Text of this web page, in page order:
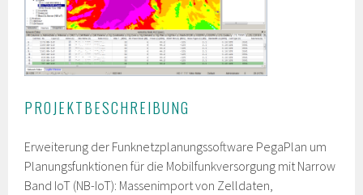
PROJEKTBESCHREIBUNG
Erweiterung der Funknetzplanungssoftware PegaPlan um
Planungsfunktionen für die Mobilfunkversorgung mit Narrow
Band IoT (NB-IoT): Massenimport von Zelldaten,